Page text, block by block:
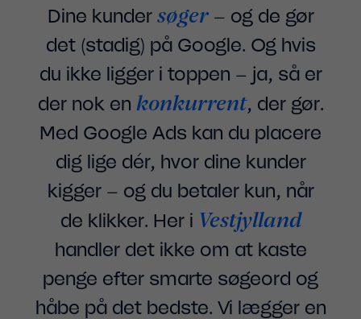
Dine kundersøger– og de gør
det (stadig) på Google. Og hvis
du ikke ligger i toppen – ja, så er
der nok en konkurrent, der gør.
Med Google Ads kan du placere
dig lige dér, hvor dine kunder
kigger – og du betaler kun, når
de klikker. Her i Vestjylland
handler det ikke om at kaste
penge efter smarte søgeord og
håbe på det bedste. Vi lægger en